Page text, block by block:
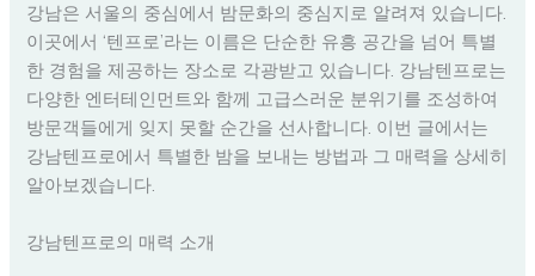
강남은 서울의 중심에서 밤문화의 중심지로 알려져 있습니다.
이곳에서 ‘텐프로’라는 이름은 단순한 유흥 공간을 넘어 특별
한 경험을 제공하는 장소로 각광받고 있습니다. 강남텐프로는
다양한 엔터테인먼트와 함께 고급스러운 분위기를 조성하여
방문객들에게 잊지 못할 순간을 선사합니다. 이번 글에서는
강남텐프로에서 특별한 밤을 보내는 방법과 그 매력을 상세히
알아보겠습니다.
강남텐프로의 매력 소개